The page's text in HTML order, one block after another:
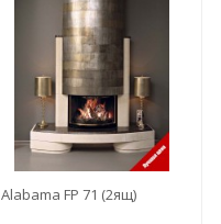
Alabama FР 71 (2ящ)